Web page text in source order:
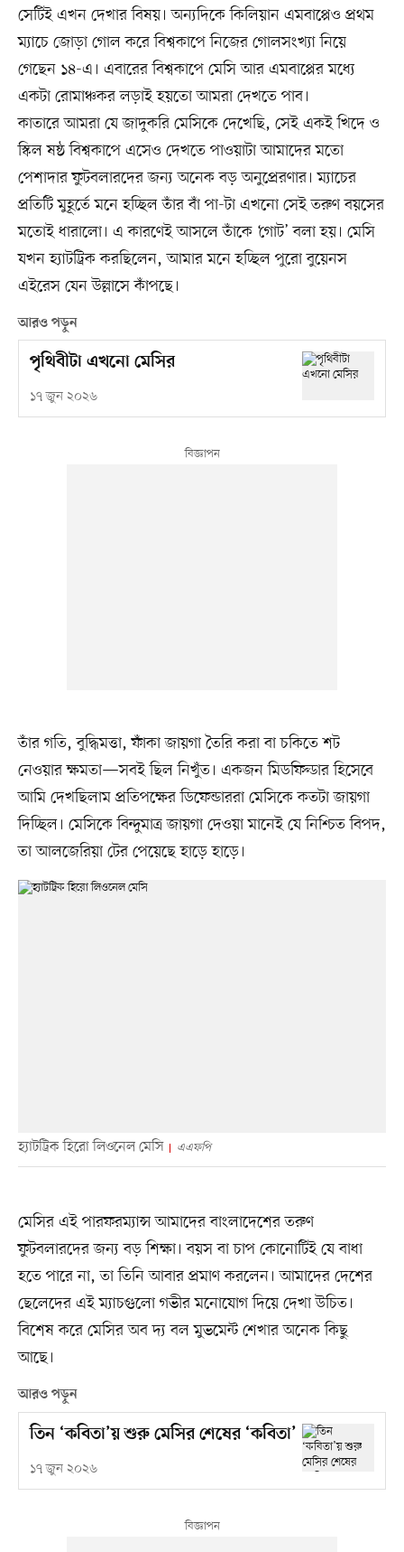
সেটিই এখন দেখার বিষয়। অন্যদিকে কিলিয়ান এমবাপ্পেও প্রথম
ম্যাচে জোড়া গোল করে বিশ্বকাপে নিজের গোলসংখ্যা নিয়ে
গেছেন ১৪-এ। এবারের বিশ্বকাপে মেসি আর এমবাপ্পের মধ্যে
একটা রোমাঞ্চকর লড়াই হয়তো আমরা দেখতে পাব।
কাতারে আমরা যে জাদুকরি মেসিকে দেখেছি, সেই একই খিদে ও
স্কিল ষষ্ঠ বিশ্বকাপে এসেও দেখতে পাওয়াটা আমাদের মতো
পেশাদার ফুটবলারদের জন্য অনেক বড় অনুপ্রেরণার। ম্যাচের
প্রতিটি মুহূর্তে মনে হচ্ছিল তাঁর বাঁ পা-টা এখনো সেই তরুণ বয়সের
মতোই ধারালো। এ কারণেই আসলে তাঁকে ‘গোট’ বলা হয়। মেসি
যখন হ্যাটট্রিক করছিলেন, আমার মনে হচ্ছিল পুরো বুয়েনস
এইরেস যেন উল্লাসে কাঁপছে।
আরও পড়ুন
পৃথিবীটা এখনো মেসির
১৭ জুন ২০২৬
তাঁর গতি, বুদ্ধিমত্তা, ফাঁকা জায়গা তৈরি করা বা চকিতে শট
নেওয়ার ক্ষমতা—সবই ছিল নিখুঁত। একজন মিডফিল্ডার হিসেবে
আমি দেখছিলাম প্রতিপক্ষের ডিফেন্ডাররা মেসিকে কতটা জায়গা
দিচ্ছিল। মেসিকে বিন্দুমাত্র জায়গা দেওয়া মানেই যে নিশ্চিত বিপদ,
তা আলজেরিয়া টের পেয়েছে হাড়ে হাড়ে।
হ্যাটট্রিক হিরো লিওনেল মেসি এএফপি
মেসির এই পারফরম্যান্স আমাদের বাংলাদেশের তরুণ
ফুটবলারদের জন্য বড় শিক্ষা। বয়স বা চাপ কোনোটিই যে বাধা
হতে পারে না, তা তিনি আবার প্রমাণ করলেন। আমাদের দেশের
ছেলেদের এই ম্যাচগুলো গভীর মনোযোগ দিয়ে দেখা উচিত।
বিশেষ করে মেসির অব দ্য বল মুভমেন্ট শেখার অনেক কিছু
আছে।
আরও পড়ুন
তিন ‘কবিতা’য় শুরু মেসির শেষের ‘কবিতা’
১৭ জুন ২০২৬